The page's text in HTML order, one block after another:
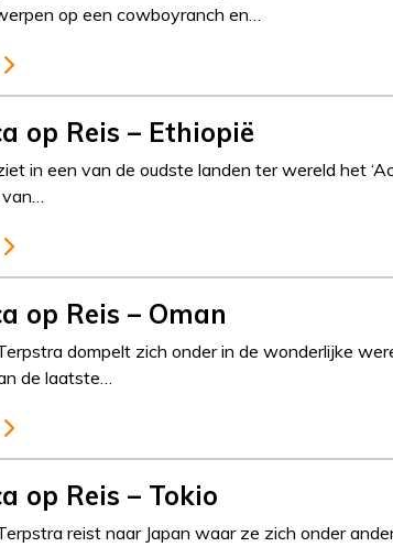
op een cowboyranch en…
op Reis – Ethiopië
in een van de oudste landen ter wereld het
op Reis – Oman
dompelt zich onder in de wonderlijke
de laatste…
op Reis – Tokio
reist naar Japan waar ze zich onder